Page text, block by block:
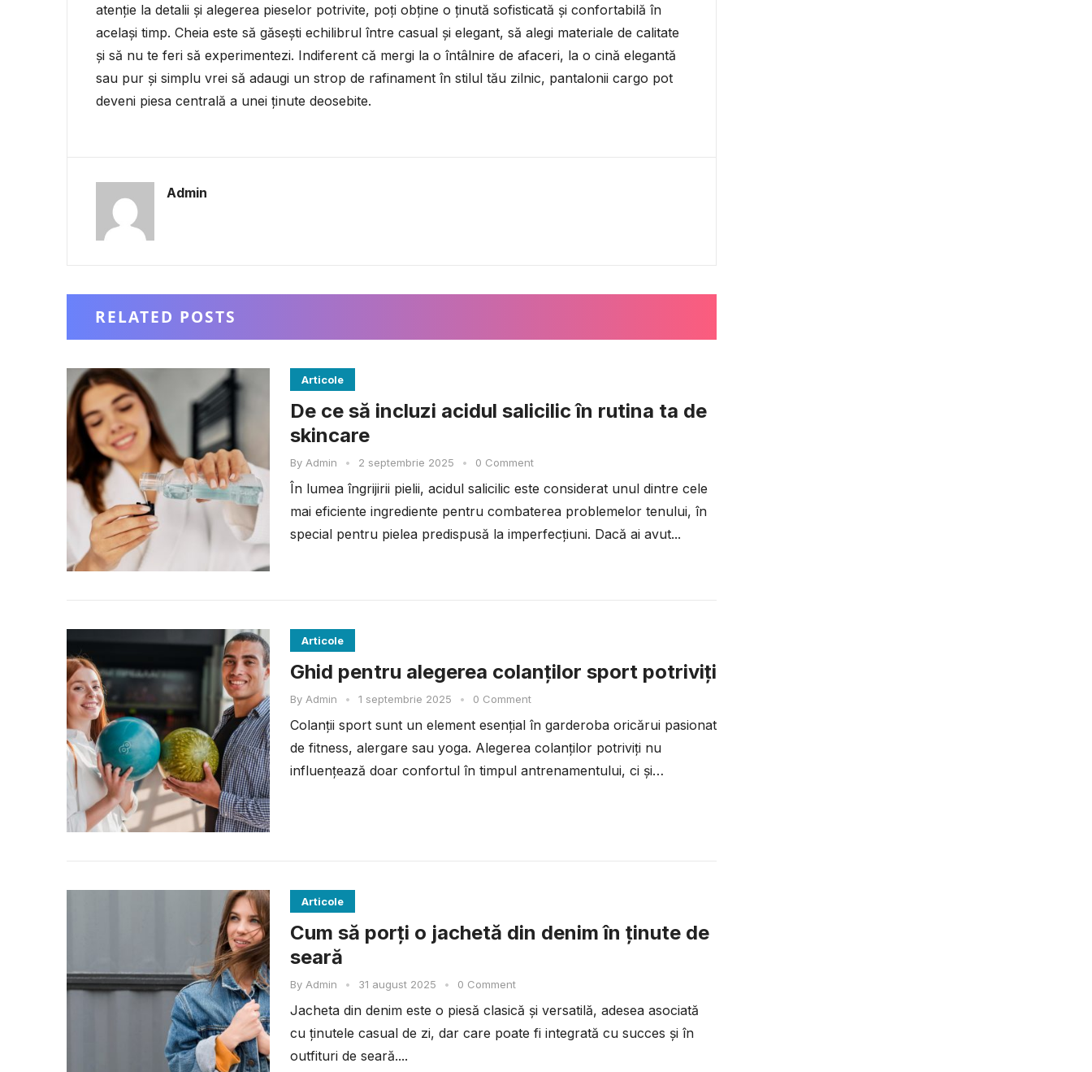
atenție la detalii și alegerea pieselor potrivite, poți obține o ținută sofisticată și confortabilă în
același timp. Cheia este să găsești echilibrul între casual și elegant, să alegi materiale de calitate
și să nu te feri să experimentezi. Indiferent că mergi la o întâlnire de afaceri, la o cină elegantă
sau pur și simplu vrei să adaugi un strop de rafinament în stilul tău zilnic, pantalonii cargo pot
deveni piesa centrală a unei ținute deosebite.
Admin
RELATED POSTS
Articole
De ce să incluzi acidul salicilic în rutina ta de
skincare
By Admin • 2 septembrie 2025 • 0 Comment
În lumea îngrijirii pielii, acidul salicilic este considerat unul dintre cele
mai eficiente ingrediente pentru combaterea problemelor tenului, în
special pentru pielea predispusă la imperfecțiuni. Dacă ai avut...
Articole
Ghid pentru alegerea colanților sport potriviți
By Admin • 1 septembrie 2025 • 0 Comment
Colanții sport sunt un element esențial în garderoba oricărui pasionat
de fitness, alergare sau yoga. Alegerea colanților potriviți nu
influențează doar confortul în timpul antrenamentului, ci și
Articole
Cum să porți o jachetă din denim în ținute de
seară
By Admin • 31 august 2025 • 0 Comment
Jacheta din denim este o piesă clasică și versatilă, adesea asociată
cu ținutele casual de zi, dar care poate fi integrată cu succes și în
outfituri de seară....